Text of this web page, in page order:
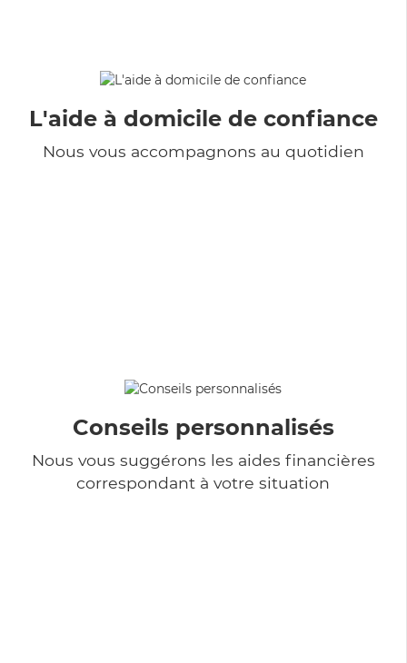
L'aide à domicile de confiance
Nous vous accompagnons au quotidien
Conseils personnalisés
Nous vous suggérons les aides financières
correspondant à votre situation